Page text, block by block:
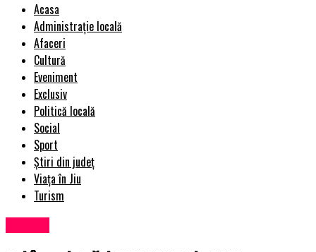
Acasa
Administrație locală
Afaceri
Cultură
Eveniment
Exclusiv
Politică locală
Social
Sport
Știri din județ
Viața în Jiu
Turism